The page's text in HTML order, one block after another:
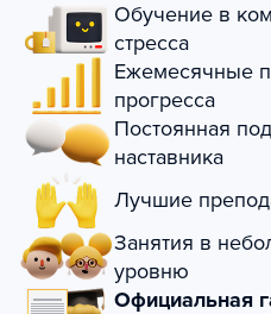
Обучение в
стресса
Ежемесячные
прогресса
Постоянная
наставника
Лучшие
Занятия в
уровню
Официальная